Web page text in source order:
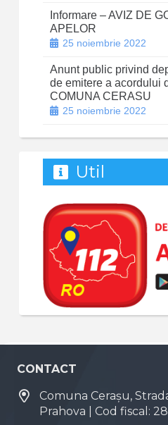
Informare – AVIZ DE
APELOR
25 noiembrie 2022
Anunt public privind
de emitere a acordului
COMUNA CERASU
25 noiembrie 2022
Util
CONTACT
Comuna Cerașu,
Prahova | Cod fiscal: